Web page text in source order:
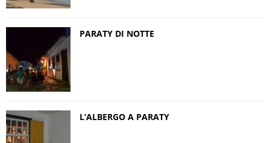
PARATY DI NOTTE
L’ALBERGO A PARATY